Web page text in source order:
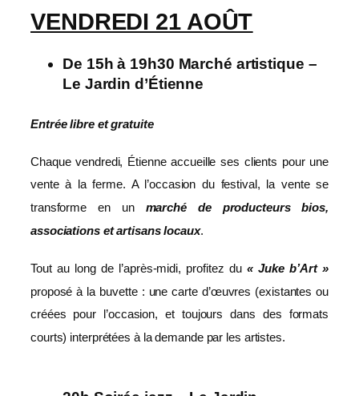
VENDREDI 21 AOÛT
De 15h à 19h30 Marché artistique –
Le Jardin d’Étienne
Entrée libre et gratuite
Chaque vendredi, Étienne accueille ses clients pour une
vente à la ferme. A l’occasion du festival, la vente se
transforme en un marché de producteurs bios,
associations et artisans locaux.
Tout au long de l’après-midi, profitez du« Juke b’Art »
proposé à la buvette : une carte d’œuvres (existantes ou
créées pour l’occasion, et toujours dans des formats
courts) interprétées à la demande par les artistes.